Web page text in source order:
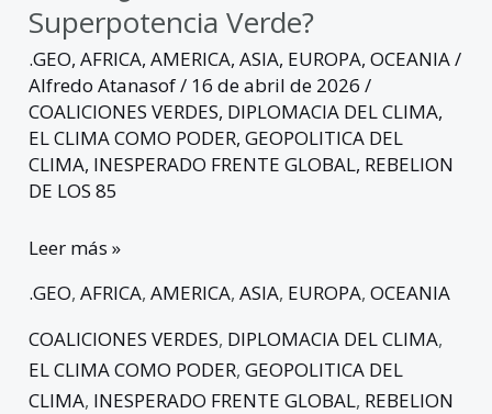
Superpotencia Verde?
.GEO,AFRICA,AMERICA,ASIA, EUROPA,OCEANIA/
Alfredo Atanasof/ 16 de abril de 2026/
COALICIONES VERDES, DIPLOMACIA DEL CLIMA,
EL CLIMA COMO PODER,GEOPOLITICA DEL
CLIMA, INESPERADO FRENTE GLOBAL, REBELION
DE LOS 85
Leer más »
.GEO,AFRICA,AMERICA,ASIA, EUROPA,OCEANIA
COALICIONES VERDES, DIPLOMACIA DEL CLIMA,
EL CLIMA COMO PODER,GEOPOLITICA DEL
CLIMA, INESPERADO FRENTE GLOBAL, REBELION